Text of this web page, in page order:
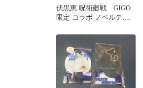
伏黒恵 呪術廻戦 GIGO
限定 コラボ ノベルティ